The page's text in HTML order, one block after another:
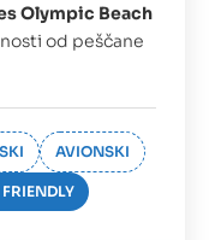
Olympic Beach
od peščane
AVIONSKI
FRIENDLY